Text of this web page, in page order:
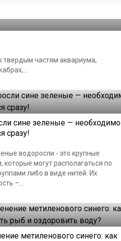
твердым частям аквариума,
сине зеленые — необходимо
сразу!
водоросли - это крупные
которые могут располагаться по
либо в виде нитей. Их
–...
метиленового синего: как